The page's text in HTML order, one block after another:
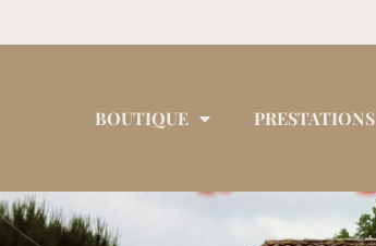
BOUTIQUE PRESTATIONS